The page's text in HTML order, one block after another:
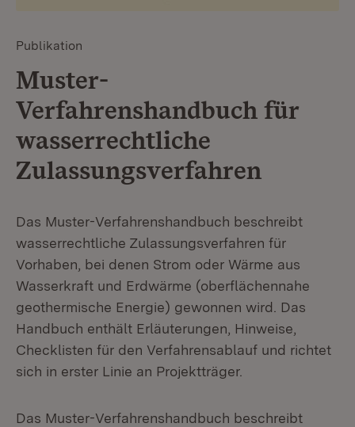
Publikation
Muster-
Verfahrenshandbuch für
wasserrechtliche
Zulassungsverfahren
Das Muster-Verfahrenshandbuch beschreibt
wasserrechtliche Zulassungsverfahren für
Vorhaben, bei denen Strom oder Wärme aus
Wasserkraft und Erdwärme (oberflächennahe
geothermische Energie) gewonnen wird. Das
Handbuch enthält Erläuterungen, Hinweise,
Checklisten für den Verfahrensablauf und richtet
sich in erster Linie an Projektträger.
Das Muster-Verfahrenshandbuch beschreibt